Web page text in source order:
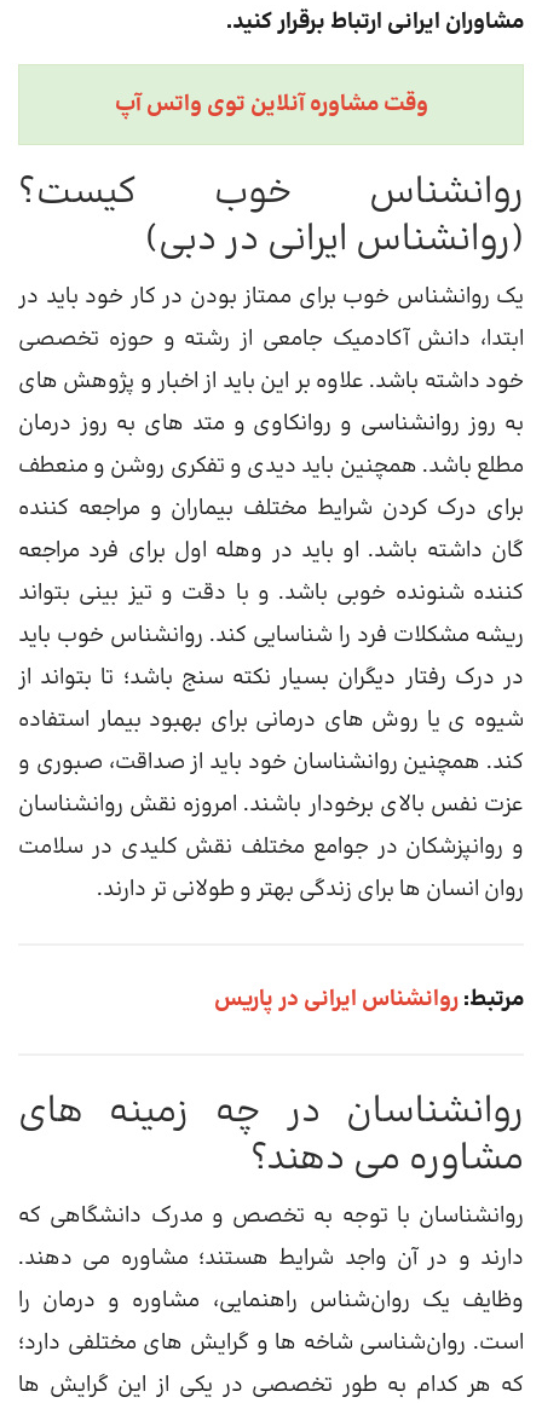
مشاوران ایرانی ارتباط برقرار کنید.
وقت مشاوره آنلاین توی واتس آپ
روانشناس خوب کیست؟
(روانشناس ایرانی در دبی)
یک روانشناس خوب برای ممتاز بودن در کار خود باید در
ابتدا، دانش آکادمیک جامعی از رشته و حوزه تخصصی
خود داشته باشد. علاوه بر این باید از اخبار و پژوهش های
به روز روانشناسی و روانکاوی و متد های به روز درمان
مطلع باشد. همچنین باید دیدی و تفکری روشن و منعطف
برای درک کردن شرایط مختلف بیماران و مراجعه کننده
گان داشته باشد. او باید در وهله اول برای فرد مراجعه
کننده شنونده خوبی باشد. و با دقت و تیز بینی بتواند
ریشه مشکلات فرد را شناسایی کند. روانشناس خوب باید
در درک رفتار دیگران بسیار نکته سنج باشد؛ تا بتواند از
شیوه ی یا روش های درمانی برای بهبود بیمار استفاده
کند. همچنین روانشناسان خود باید از صداقت، صبوری و
عزت نفس بالای برخودار باشند. امروزه نقش روانشناسان
و روانپزشکان در جوامع مختلف نقش کلیدی در سلامت
روان انسان ها برای زندگی بهتر و طولانی تر دارند.
مرتبط:روانشناس ایرانی در پاریس
روانشناسان در چه زمینه های
مشاوره می دهند؟
روانشناسان با توجه به تخصص و مدرک دانشگاهی که
دارند و در آن واجد شرایط هستند؛ مشاوره می دهند.
وظایف یک روان‌شناس راهنمایی، مشاوره و درمان را
است. روان‌شناسی شاخه ها و گرایش های مختلفی دارد؛
که هر کدام به طور تخصصی در یکی از این گرایش ها